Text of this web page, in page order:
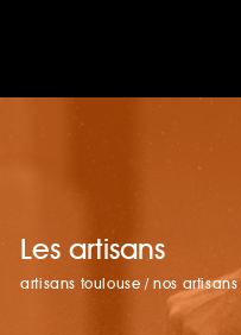
Les artisans
artisans toulouse /nos artisans